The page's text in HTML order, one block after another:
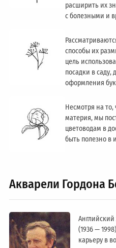
расширить их
с болезными и
способы их
цель
посадки в саду,
оформления
Несмотря на то,
материя, мы
цветоводам в
быть полезно в
Акварели Гордона
(1936 —
карьеру в